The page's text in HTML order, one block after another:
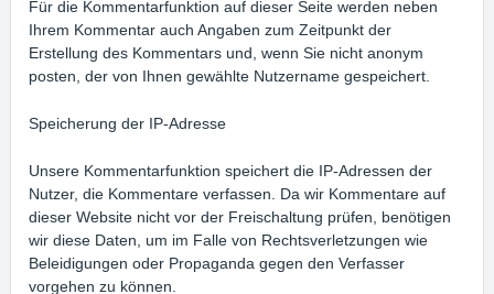
Für die Kommentarfunktion auf dieser Seite werden neben
Ihrem Kommentar auch Angaben zum Zeitpunkt der
Erstellung des Kommentars und, wenn Sie nicht anonym
posten, der von Ihnen gewählte Nutzername gespeichert.
Speicherung der IP-Adresse
Unsere Kommentarfunktion speichert die IP-Adressen der
Nutzer, die Kommentare verfassen. Da wir Kommentare auf
dieser Website nicht vor der Freischaltung prüfen, benötigen
wir diese Daten, um im Falle von Rechtsverletzungen wie
Beleidigungen oder Propaganda gegen den Verfasser
vorgehen zu können.